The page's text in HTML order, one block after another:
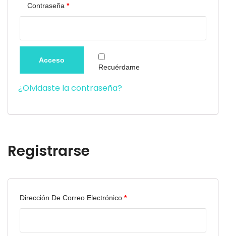
Contraseña *Obligatorio
Recuérdame
Acceso
¿Olvidaste la contraseña?
Registrarse
Dirección De Correo Electrónico *Obligatorio